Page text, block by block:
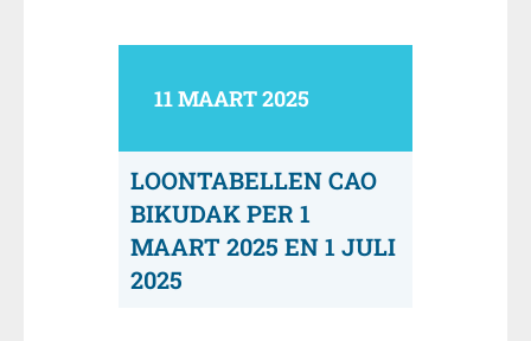
11 MAART 2025
LOONTABELLEN CAO
BIKUDAK PER 1
MAART 2025 EN 1 JULI
2025